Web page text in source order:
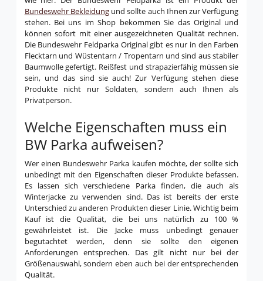
Bundeswehr Bekleidungund sollte auch Ihnen zur Verfügung
stehen. Bei uns im Shop bekommen Sie das Original und
können sofort mit einer ausgezeichneten Qualität rechnen.
Die Bundeswehr Feldparka Original gibt es nur in den Farben
Flecktarn und Wüstentarn / Tropentarn und sind aus stabiler
Baumwolle gefertigt. Reißfest und strapazierfähig müssen sie
sein, und das sind sie auch! Zur Verfügung stehen diese
Produkte nicht nur Soldaten, sondern auch Ihnen als
Privatperson.
Welche Eigenschaften muss ein
BW Parka aufweisen?
Wer einen Bundeswehr Parka kaufen möchte, der sollte sich
unbedingt mit den Eigenschaften dieser Produkte befassen.
Es lassen sich verschiedene Parka finden, die auch als
Winterjacke zu verwenden sind. Das ist bereits der erste
Unterschied zu anderen Produkten dieser Linie. Wichtig beim
Kauf ist die Qualität, die bei uns natürlich zu 100 %
gewährleistet ist. Die Jacke muss unbedingt genauer
begutachtet werden, denn sie sollte den eigenen
Anforderungen entsprechen. Das gilt nicht nur bei der
Größenauswahl, sondern eben auch bei der entsprechenden
Qualität.